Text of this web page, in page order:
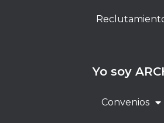
Yo soy
Convenios